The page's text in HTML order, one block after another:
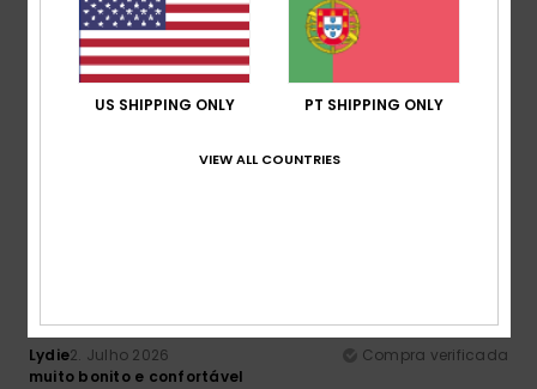
Mélanie13. Julho 2026
Perfeito
Mostrar original - Francês
Eu recomendo este produto
Lydie2. Julho 2026
Compra verificada
muito bonito e confortável
US SHIPPING ONLY PT SHIPPING ONLY
VIEW ALL COUNTRIES